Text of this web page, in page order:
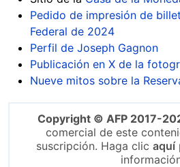
Pedido de impresión de
Federal de 2024
Perfil de Joseph Gagnon
Publicación en X de la
Nueve mitos sobre la
Copyright © AFP 2017-
comercial de este
suscripción. Haga clic aquí